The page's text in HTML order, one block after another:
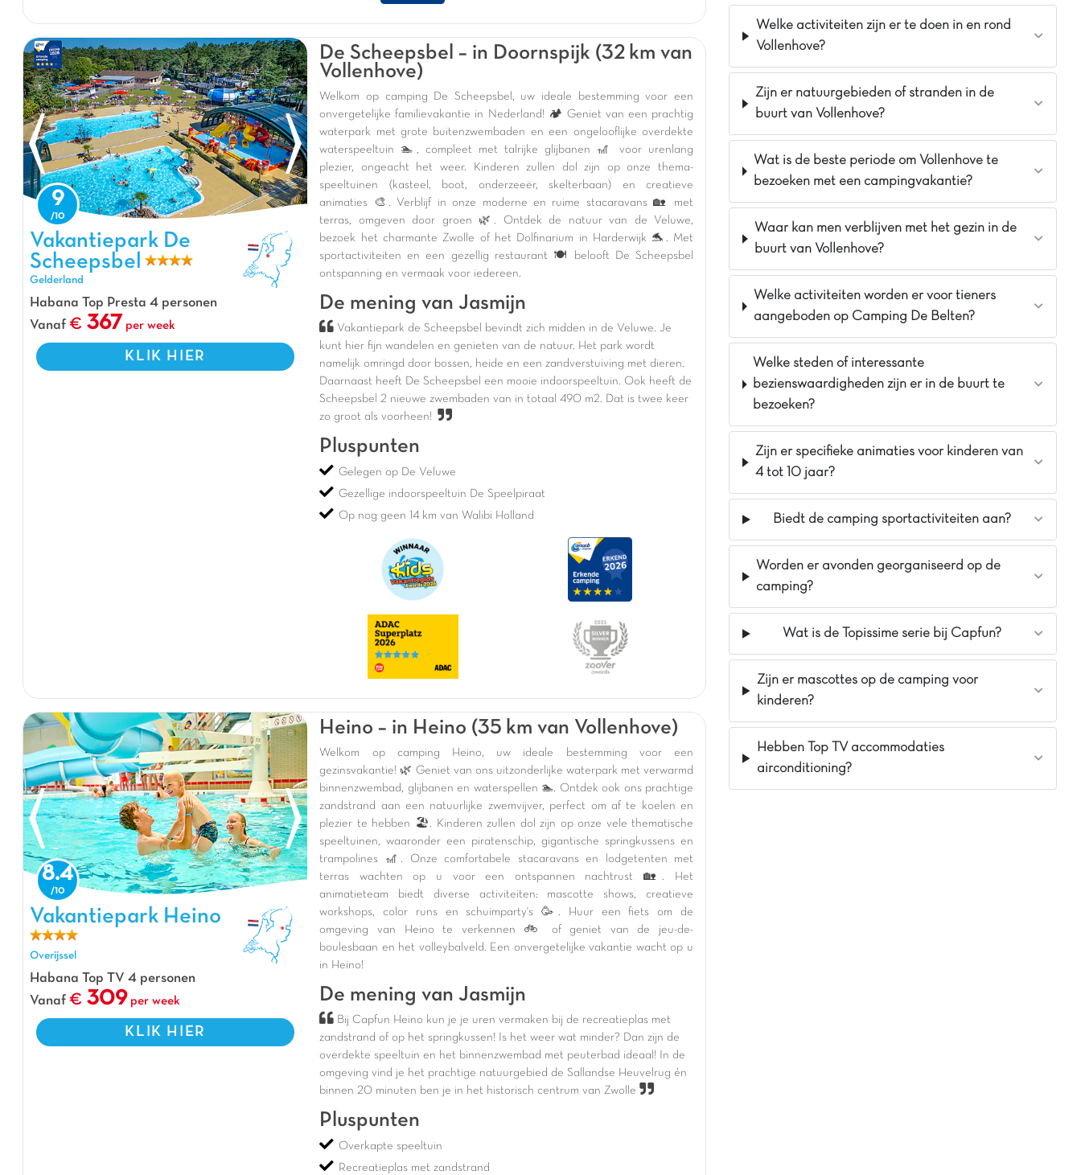
Vakantiepark De Scheepsbel, Vakantiepark Gelderland
9
Vakantiepark De
Scheepsbel
Gelderland
Habana Top Presta 4 personen
Vanaf
367 per week
KLIK HIER
De Scheepsbel – in Doornspijk (32 km van
Vollenhove)
Welkom op camping De Scheepsbel, uw ideale bestemming voor een
onvergetelijke familievakantie in Nederland! 🏕️ Geniet van een prachtig
waterpark met grote buitenzwembaden en een ongelooflijke overdekte
waterspeeltuin 🏊, compleet met talrijke glijbanen 🎢 voor urenlang
plezier, ongeacht het weer. Kinderen zullen dol zijn op onze thema-
speeltuinen (kasteel, boot, onderzeeër, skelterbaan) en creatieve
animaties 🎨. Verblijf in onze moderne en ruime stacaravans 🏡 met
terras, omgeven door groen 🌿. Ontdek de natuur van de Veluwe,
bezoek het charmante Zwolle of het Dolfinarium in Harderwijk 🐬. Met
sportactiviteiten en een gezellig restaurant 🍽️ belooft De Scheepsbel
ontspanning en vermaak voor iedereen.
De mening van Jasmijn
Vakantiepark de Scheepsbel bevindt zich midden in de Veluwe. Je
kunt hier fijn wandelen en genieten van de natuur. Het park wordt
namelijk omringd door bossen, heide en een zandverstuiving met dieren.
Daarnaast heeft De Scheepsbel een mooie indoorspeeltuin. Ook heeft de
Scheepsbel 2 nieuwe zwembaden van in totaal 490 m2. Dat is twee keer
zo groot als voorheen!
Pluspunten
Gelegen op De Veluwe
Gezellige indoorspeeltuin De Speelpiraat
Op nog geen 14 km van Walibi Holland
Vakantiepark Heino, Vakantiepark Overijssel
8.4
Vakantiepark Heino
Overijssel
Habana Top TV 4 personen
Vanaf
309 per week
KLIK HIER
Heino – in Heino (35 km van Vollenhove)
Welkom op camping Heino, uw ideale bestemming voor een
gezinsvakantie! 🌿 Geniet van ons uitzonderlijke waterpark met verwarmd
binnenzwembad, glijbanen en waterspellen 🏊. Ontdek ook ons prachtige
zandstrand aan een natuurlijke zwemvijver, perfect om af te koelen en
plezier te hebben 🏖️. Kinderen zullen dol zijn op onze vele thematische
speeltuinen, waaronder een piratenschip, gigantische springkussens en
trampolines 🎢. Onze comfortabele stacaravans en lodgetenten met
terras wachten op u voor een ontspannen nachtrust 🏡. Het
animatieteam biedt diverse activiteiten: mascotte shows, creatieve
workshops, color runs en schuimparty's 🥳. Huur een fiets om de
omgeving van Heino te verkennen 🚲 of geniet van de jeu-de-
boulesbaan en het volleybalveld. Een onvergetelijke vakantie wacht op u
in Heino!
De mening van Jasmijn
Bij Capfun Heino kun je je uren vermaken bij de recreatieplas met
zandstrand of op het springkussen! Is het weer wat minder? Dan zijn de
overdekte speeltuin en het binnenzwembad met peuterbad ideaal! In de
omgeving vind je het prachtige natuurgebied de Sallandse Heuvelrug én
binnen 20 minuten ben je in het historisch centrum van Zwolle
Pluspunten
Overkapte speeltuin
Recreatieplas met zandstrand
Welke activiteiten zijn er te doen in en rond
Vollenhove?
Zijn er natuurgebieden of stranden in de
buurt van Vollenhove?
Wat is de beste periode om Vollenhove te
bezoeken met een campingvakantie?
Waar kan men verblijven met het gezin in de
buurt van Vollenhove?
Welke activiteiten worden er voor tieners
aangeboden op Camping De Belten?
Welke steden of interessante
bezienswaardigheden zijn er in de buurt te
bezoeken?
Zijn er specifieke animaties voor kinderen van
4 tot 10 jaar?
Biedt de camping sportactiviteiten aan?
Worden er avonden georganiseerd op de
camping?
Wat is de Topissime serie bij Capfun?
Zijn er mascottes op de camping voor
kinderen?
Hebben Top TV accommodaties
airconditioning?